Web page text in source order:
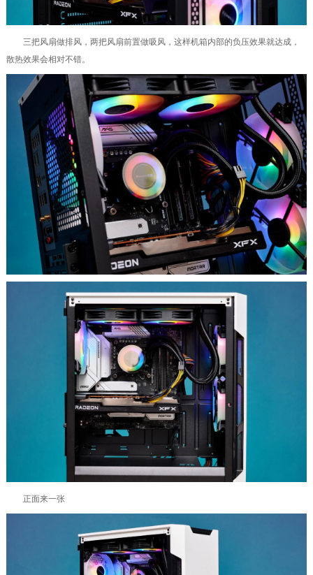
三把风扇做排风，两把风扇前置做吸风，这样机箱内部的负压效果就达成，
散热效果会相对不错。
正面来一张